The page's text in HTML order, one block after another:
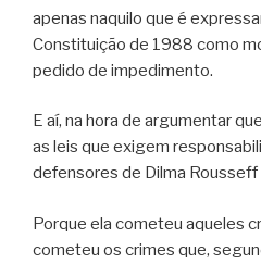
apenas naquilo que é
Constituição de 1988 como
pedido de impedimento.
E aí, na hora de argumentar
as leis que exigem
defensores de Dilma Rousseff
Porque ela cometeu aqueles
cometeu os crimes que,